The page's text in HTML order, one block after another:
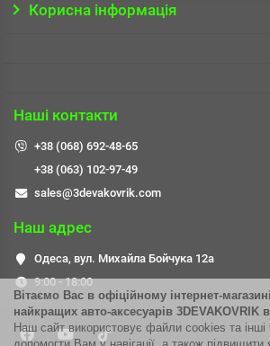
Вітаємо Вас в офіційному інтернет-
найкращих авто-аксесуарів 3DEVAKOVRIK
Наш сайт використовує файли cookies та інші
Корисна інформація
Наші контакти
+38 (068) 692-48-65
+38 (063) 102-97-49
sales@3devakovrik.com
Наш адрес
Одеса, вул. Михайла Бойчука 12а
9:00 - 18:00